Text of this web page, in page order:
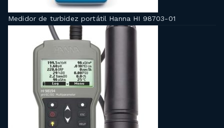
Medidor de turbidez portátil Hanna HI 98703-01